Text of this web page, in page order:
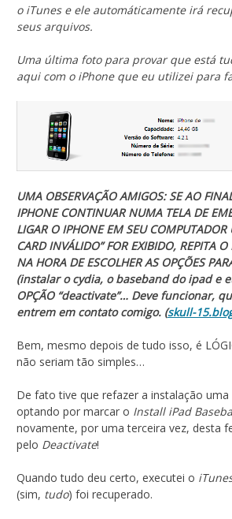
o iTunes e ele automáticamente irá
seus arquivos.
Uma última foto para provar que está
aqui com o iPhone que eu utilizei para
UMA OBSERVAÇÃO AMIGOS: SE AO
IPHONE CONTINUAR NUMA TELA DE
LIGAR O IPHONE EM SEU COMPUTADOR
CARD INVÁLIDO” FOR EXIBIDO, REPITA O
NA HORA DE ESCOLHER AS OPÇÕES
(instalar o cydia, o baseband do ipad e
OPÇÃO “deactivate”… Deve funcionar,
entrem em contato comigo. (skull-
Bem, mesmo depois de tudo isso, é
não seriam tão simples…
De fato tive que refazer a instalação uma
optando por marcar o Install iPad
novamente, por uma terceira vez, desta
pelo Deactivate!
Quando tudo deu certo, executei o
(sim, tudo) foi recuperado.